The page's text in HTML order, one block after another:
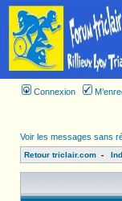
Connexion
Voir les messages sans
Retour triclair.com -